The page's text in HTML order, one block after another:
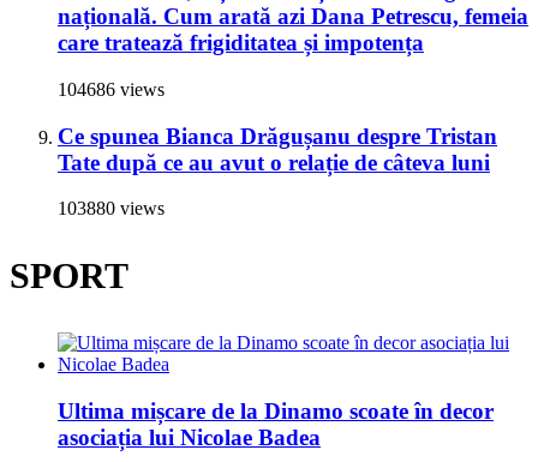
națională. Cum arată azi Dana Petrescu, femeia
care tratează frigiditatea și impotența
104686 views
Ce spunea Bianca Drăgușanu despre Tristan
Tate după ce au avut o relație de câteva luni
103880 views
SPORT
Ultima mișcare de la Dinamo scoate în decor
asociația lui Nicolae Badea